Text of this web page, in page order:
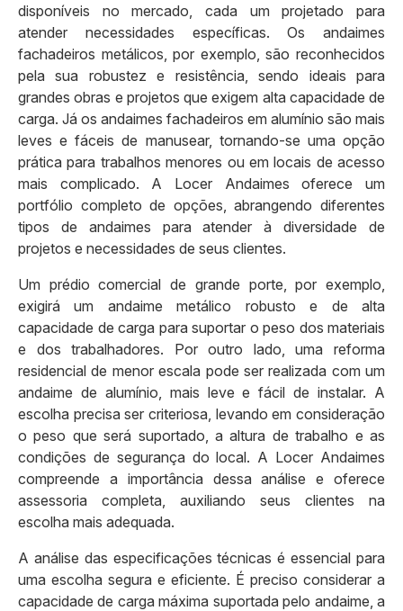
disponíveis no mercado, cada um projetado para
atender necessidades específicas. Os andaimes
fachadeiros metálicos, por exemplo, são reconhecidos
pela sua robustez e resistência, sendo ideais para
grandes obras e projetos que exigem alta capacidade de
carga. Já os andaimes fachadeiros em alumínio são mais
leves e fáceis de manusear, tornando-se uma opção
prática para trabalhos menores ou em locais de acesso
mais complicado. A Locer Andaimes oferece um
portfólio completo de opções, abrangendo diferentes
tipos de andaimes para atender à diversidade de
projetos e necessidades de seus clientes.
Um prédio comercial de grande porte, por exemplo,
exigirá um andaime metálico robusto e de alta
capacidade de carga para suportar o peso dos materiais
e dos trabalhadores. Por outro lado, uma reforma
residencial de menor escala pode ser realizada com um
andaime de alumínio, mais leve e fácil de instalar. A
escolha precisa ser criteriosa, levando em consideração
o peso que será suportado, a altura de trabalho e as
condições de segurança do local. A Locer Andaimes
compreende a importância dessa análise e oferece
assessoria completa, auxiliando seus clientes na
escolha mais adequada.
A análise das especificações técnicas é essencial para
uma escolha segura e eficiente. É preciso considerar a
capacidade de carga máxima suportada pelo andaime, a